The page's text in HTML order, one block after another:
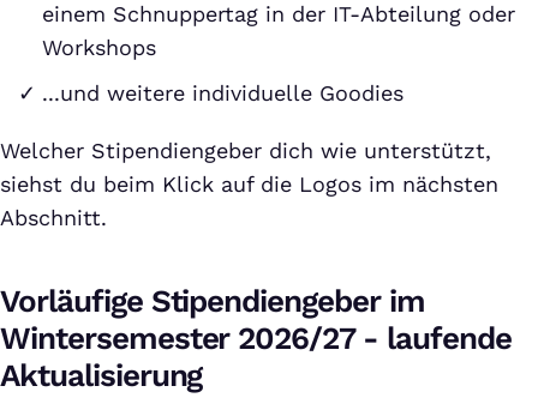
einem Schnuppertag in der IT-Abteilung oder
Workshops
...und weitere individuelle Goodies
Welcher Stipendiengeber dich wie unterstützt,
siehst du beim Klick auf die Logos im nächsten
Abschnitt.
Vorläufige Stipendiengeber im
Wintersemester 2026/27 - laufende
Aktualisierung